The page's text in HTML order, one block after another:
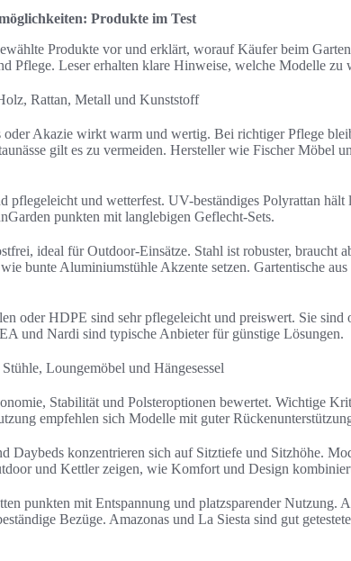
Produkte im Test
Produkte vor und erklärt, worauf Käufer beim
Pflege. Leser erhalten klare Hinweise, welche Modelle zu
Rattan, Metall und Kunststoff
Akazie wirkt warm und wertig. Bei richtiger Pflege
gilt es zu vermeiden. Hersteller wie Fischer Möbel
pflegeleicht und wetterfest. UV-beständiges Polyrattan hält
punkten mit langlebigen Geflecht-Sets.
ideal für Outdoor-Einsätze. Stahl ist robuster, braucht
bunte Aluminiumstühle Akzente setzen. Gartentische
oder HDPE sind sehr pflegeleicht und preiswert. Sie sind
und Nardi sind typische Anbieter für günstige Lösungen.
Loungemöbel und Hängesessel
Stabilität und Polsteroptionen bewertet. Wichtige
empfehlen sich Modelle mit guter
Daybeds konzentrieren sich auf Sitztiefe und Sitzhöhe.
und Kettler zeigen, wie Komfort und Design
punkten mit Entspannung und platzsparender Nutzung.
Bezüge. Amazonas und La Siesta sind gut